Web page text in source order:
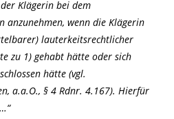
Klägerin bei dem
wenn die Klägerin
lauterkeitsrechtlicher
zu 1) gehabt hätte oder sich
hätte (vgl.
a.a.O., § 4 Rdnr. 4.167). Hierfür